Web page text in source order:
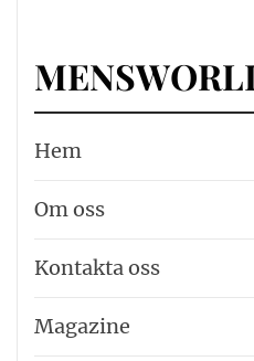
Hem
Om oss
Kontakta oss
Magazine